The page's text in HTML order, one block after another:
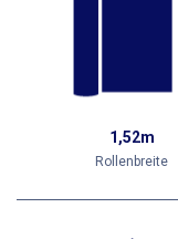
1,52m
Rollenbreite